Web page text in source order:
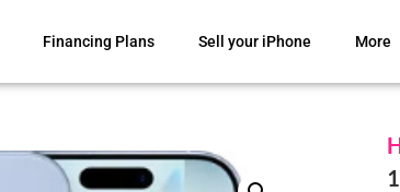
Financing Plans Sell your iPhone More